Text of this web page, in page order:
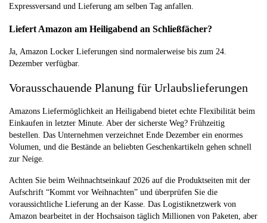
Expressversand und Lieferung am selben Tag anfallen.
Liefert Amazon am Heiligabend an Schließfächer?
Ja, Amazon Locker Lieferungen sind normalerweise bis zum 24.
Dezember verfügbar.
Vorausschauende Planung für Urlaubslieferungen
Amazons Liefermöglichkeit an Heiligabend bietet echte Flexibilität beim
Einkaufen in letzter Minute. Aber der sicherste Weg? Frühzeitig
bestellen. Das Unternehmen verzeichnet Ende Dezember ein enormes
Volumen, und die Bestände an beliebten Geschenkartikeln gehen schnell
zur Neige.
Achten Sie beim Weihnachtseinkauf 2026 auf die Produktseiten mit der
Aufschrift “Kommt vor Weihnachten” und überprüfen Sie die
voraussichtliche Lieferung an der Kasse. Das Logistiknetzwerk von
Amazon bearbeitet in der Hochsaison täglich Millionen von Paketen, aber